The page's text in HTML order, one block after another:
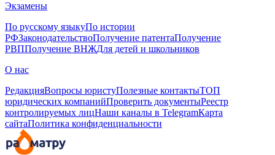
Экзамены
По русскому языкуПо истории
РФЗаконодательствоПолучение патентаПолучение
РВППолучение ВНЖДля детей и школьников
О нас
РедакцияВопросы юристуПолезные контактыТОП
юридических компанийПроверить документыРеестр
контролируемых лицНаши каналы в TelegramКарта
сайтаПолитика конфиденциальности